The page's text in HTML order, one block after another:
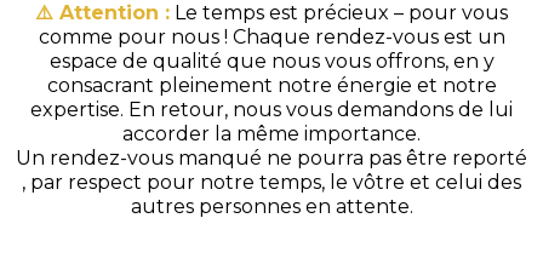
⚠️ Attention : Le temps est précieux – pour vous
comme pour nous ! Chaque rendez-vous est un
espace de qualité que nous vous offrons, en y
consacrant pleinement notre énergie et notre
expertise. En retour, nous vous demandons de lui
accorder la même importance.
Un rendez-vous manqué ne pourra pas être reporté
, par respect pour notre temps, le vôtre et celui des
autres personnes en attente.